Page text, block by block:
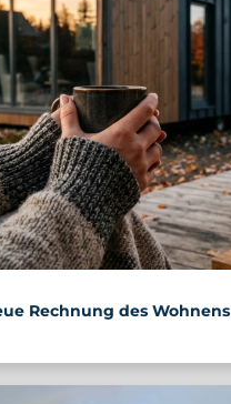
Rechnung des Wohnens